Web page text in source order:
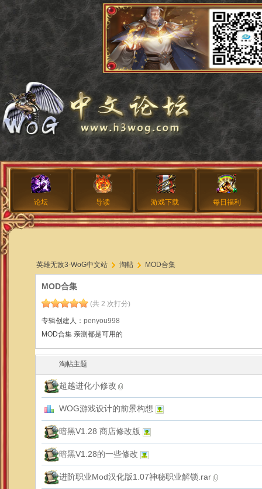
论坛 导读 游戏下载 每日福利
英雄无敌3-WoG中文站
›
淘帖 MOD合集
MOD合集
(共 2 次打分)
专辑创建人： penyou998
MOD合集 亲测都是可用的
淘帖主题
超越进化小修改
WOG游戏设计的前景构想
暗黑V1.28 商店修改版
暗黑V1.28的一些修改
进阶职业Mod汉化版1.07神秘职业解锁.rar